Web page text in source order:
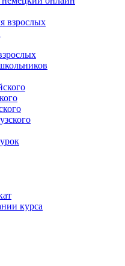
взрослых
курса